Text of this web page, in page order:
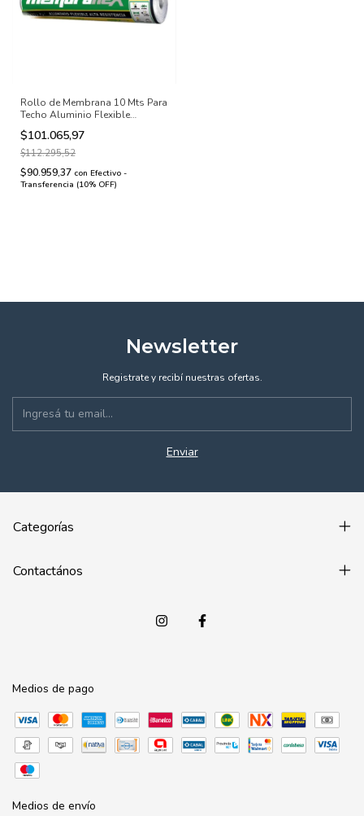
Rollo de Membrana 10 Mts Para
Techo Aluminio Flexible
Premium 40kg 4mm
$101.065,97
$112.295,52
$90.959,37 con Efectivo -
Transferencia (10% OFF)
Newsletter
Registrate y recibí nuestras ofertas.
Categorías
Contactános
Medios de pago
Medios de envío